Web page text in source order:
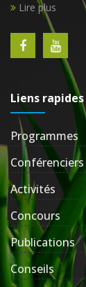
Lire plus
Liens rapides
Programmes
Conférenciers
Activités
Concours
Publications
Conseils